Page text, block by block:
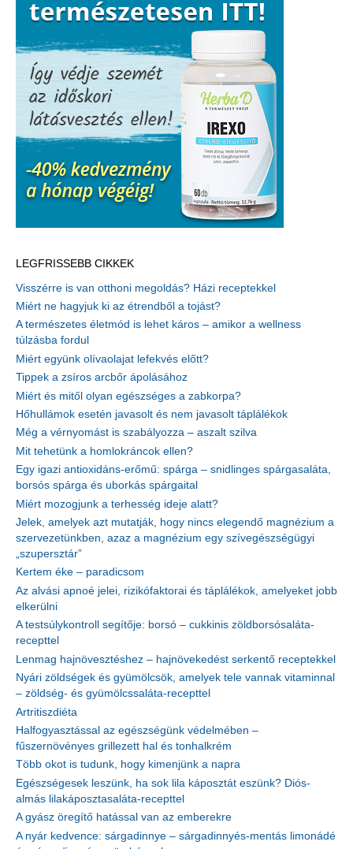
LEGFRISSEBB CIKKEK
Visszérre is van otthoni megoldás? Házi receptekkel
Miért ne hagyjuk ki az étrendből a tojást?
A természetes életmód is lehet káros – amikor a wellness
túlzásba fordul
Miért együnk olívaolajat lefekvés előtt?
Tippek a zsíros arcbőr ápolásához
Miért és mitől olyan egészséges a zabkorpa?
Hőhullámok esetén javasolt és nem javasolt táplálékok
Még a vérnyomást is szabályozza – aszalt szilva
Mit tehetünk a homlokráncok ellen?
Egy igazi antioxidáns-erőmű: spárga – snidlinges spárgasaláta,
borsós spárga és uborkás spárgaital
Miért mozogjunk a terhesség ideje alatt?
Jelek, amelyek azt mutatják, hogy nincs elegendő magnézium a
szervezetünkben, azaz a magnézium egy szívegészségügyi
„szupersztár”
Kertem éke – paradicsom
Az alvási apnoé jelei, rizikófaktorai és táplálékok, amelyeket jobb
elkerülni
A testsúlykontroll segítője: borsó – cukkinis zöldborsósaláta-
recepttel
Lenmag hajnövesztéshez – hajnövekedést serkentő receptekkel
Nyári zöldségek és gyümölcsök, amelyek tele vannak vitaminnal
– zöldség- és gyümölcssaláta-recepttel
Artritiszdiéta
Halfogyasztással az egészségünk védelmében –
fűszernövényes grillezett hal és tonhalkrém
Több okot is tudunk, hogy kimenjünk a napra
Egészségesek leszünk, ha sok lila káposztát eszünk? Diós-
almás lilakáposztasaláta-recepttel
A gyász öregítő hatással van az emberekre
A nyár kedvence: sárgadinnye – sárgadinnyés-mentás limonádé